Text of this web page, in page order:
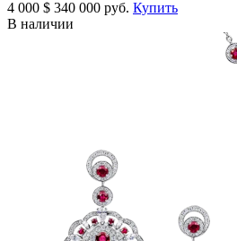
4 000 $ 340 000 руб. Купить
В наличии